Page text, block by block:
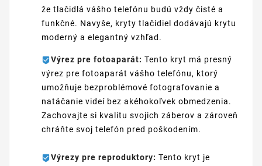
že tlačidlá vášho telefónu budú vždy čisté a
funkčné. Navyše, kryty tlačidiel dodávajú krytu
moderný a elegantný vzhľad.
Výrez pre fotoaparát: Tento kryt má presný
výrez pre fotoaparát vášho telefónu, ktorý
umožňuje bezproblémové fotografovanie a
natáčanie videí bez akéhokoľvek obmedzenia.
Zachovajte si kvalitu svojich záberov a zároveň
chráňte svoj telefón pred poškodením.
Výrezy pre reproduktory: Tento kryt je